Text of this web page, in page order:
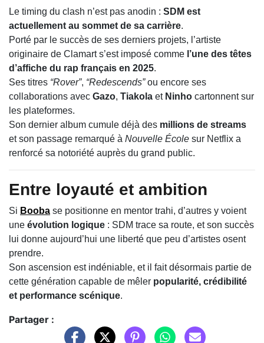
Le timing du clash n’est pas anodin : SDM est
actuellement au sommet de sa carrière.
Porté par le succès de ses derniers projets, l’artiste
originaire de Clamart s’est imposé comme l’une des têtes
d’affiche du rap français en 2025.
Ses titres “Rover”, “Redescends”ou encore ses
collaborations avec Gazo, Tiakola et Ninho cartonnent sur
les plateformes.
Son dernier album cumule déjà des millions de streams
et son passage remarqué à Nouvelle École sur Netflix a
renforcé sa notoriété auprès du grand public.
Entre loyauté et ambition
Si Booba se positionne en mentor trahi, d’autres y voient
une évolution logique : SDM trace sa route, et son succès
lui donne aujourd’hui une liberté que peu d’artistes osent
prendre.
Son ascension est indéniable, et il fait désormais partie de
cette génération capable de mêler popularité, crédibilité
et performance scénique.
Partager :